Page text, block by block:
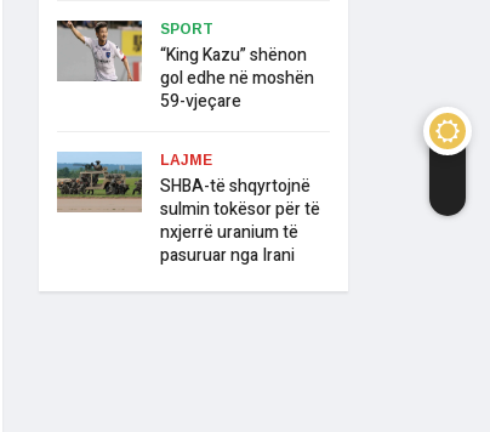
SPORT
“King Kazu” shënon
gol edhe në moshën
59-vjeçare
LAJME
SHBA-të shqyrtojnë
sulmin tokësor për të
nxjerrë uranium të
pasuruar nga Irani